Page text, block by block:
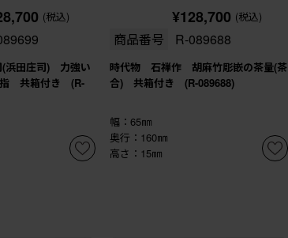
(税込)
(浜田庄司) 力強い
指 共箱付き (R-
¥128,700 (税込)
商品番号 R-089688
時代物 石禅作 胡麻竹彫嵌の茶量(茶
合) 共箱付き (R-089688)
幅：65㎜
奥行：160㎜
高さ：15㎜